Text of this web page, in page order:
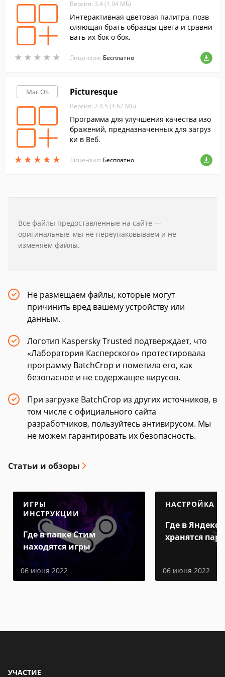
★ ★ ★ ★ ★
★ ★ ★ ★ ★
Версия: 3.4 (1.94 МБ)
Интерактивная цветовая палитра, позв
оляющая брать образцы цвета и сравни
вать их бок о бок.
Лицензия: Бесплатно
Mac OS
★ ★ ★ ★ ★
★ ★ ★ ★ ★
Picturesque
Версия: 2.4.5 (4.62 МБ)
Программа для улучшения качества изо
бражений, предназначенных для загруз
ки в Веб.
Лицензия: Бесплатно
Все файлы предоставленные на сайте —
оригинальные, мы не переупаковываем и не
изменяем файлы.
Не размещаем файлы, которые могут
причинить вред вашему устройству или
данным.
Логотип Kaspersky Trusted подтверждает, что
«Лаборатория Касперского» протестировала
программу BatchCrop и пометила его, как
безопасное и не содержащее вирусов.
При загрузке BatchCrop из других источников, в
том числе с официального сайта
разработчиков, пользуйтесь антивирусом. Мы
не можем гарантировать их безопасность.
Статьи и обзоры
ИГРЫ
ИНСТРУКЦИИ
Где в папке Стим
находятся игры
06 июня 2022
НАСТРОЙКА
Где в Яндекс
хранятся
06 июня 2022
УЧАСТИЕ